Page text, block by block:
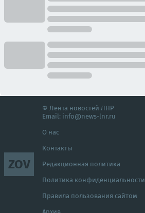
ZOV
© Лента новостей ЛНР
Email: info@news-lnr.ru
О нас
Контакты
Редакционная политика
Политика конфиденциальности
Правила пользования сайтом